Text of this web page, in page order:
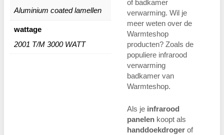
Aluminium coated lamellen
wattage
2001 T/M 3000 WATT
of badkamer
verwarming. Wil je
meer weten over de
Warmteshop
producten? Zoals de
populiere infrarood
verwarming
badkamer van
Warmteshop.
Als je infrarood
panelen koopt als
handdoekdroger of